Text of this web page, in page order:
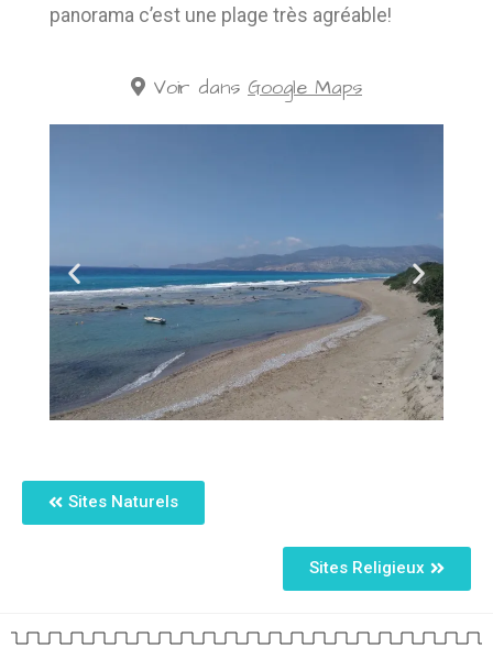
panorama c’est une plage très agréable!
Voir dans Google Maps
Sites Naturels
Sites Religieux